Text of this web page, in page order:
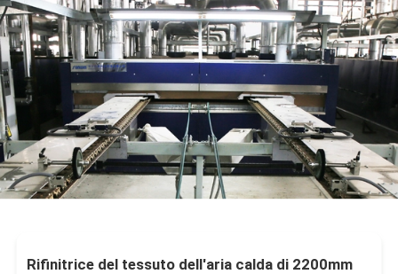
Rifinitrice del tessuto dell'aria calda di 2200mm